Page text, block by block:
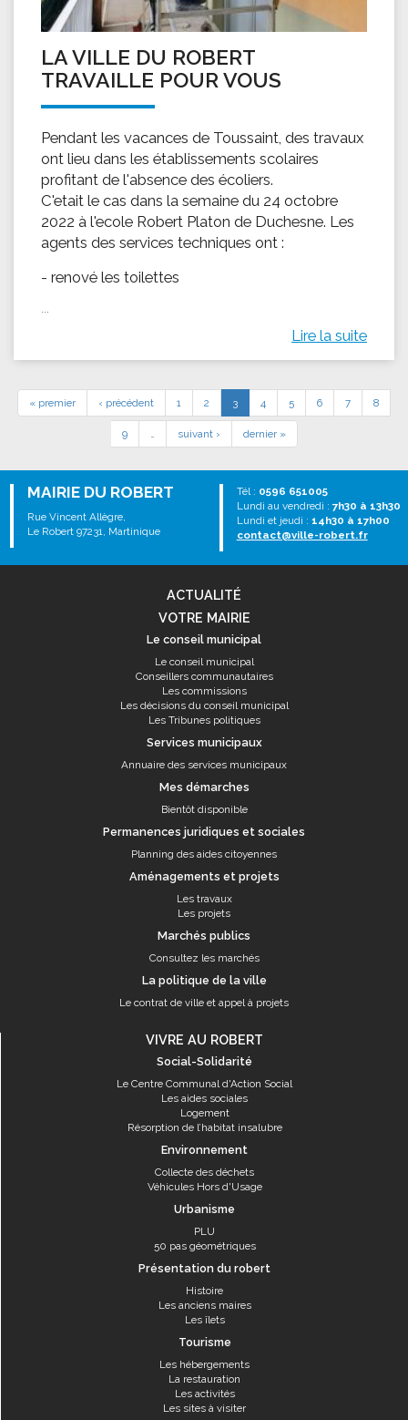
LA VILLE DU ROBERT
TRAVAILLE POUR VOUS
Pendant les vacances de Toussaint, des travaux
ont lieu dans les établissements scolaires
profitant de l'absence des écoliers.
C'etait le cas dans la semaine du 24 octobre
2022 à l'ecole Robert Platon de Duchesne. Les
agents des services techniques ont :
- renové les toilettes
...
Lire la suite
« premier ‹ précédent 1 2 3 4 5 6 7 8
9 … suivant › dernier »
MAIRIE DU ROBERT
Rue Vincent Allègre,
Le Robert 97231, Martinique
Tél : 0596 651005
Lundi au vendredi : 7h30 à 13h30
Lundi et jeudi : 14h30 à 17h00
contact@ville-robert.fr
ACTUALITÉ
VOTRE MAIRIE
Le conseil municipal
Le conseil municipal
Conseillers communautaires
Les commissions
Les décisions du conseil municipal
Les Tribunes politiques
Services municipaux
Annuaire des services municipaux
Mes démarches
Bientôt disponible
Permanences juridiques et sociales
Planning des aides citoyennes
Aménagements et projets
Les travaux
Les projets
Marchés publics
Consultez les marchés
La politique de la ville
Le contrat de ville et appel à projets
VIVRE AU ROBERT
Social-Solidarité
Le Centre Communal d'Action Social
Les aides sociales
Logement
Résorption de l’habitat insalubre
Environnement
Collecte des déchets
Véhicules Hors d'Usage
Urbanisme
PLU
50 pas géométriques
Présentation du robert
Histoire
Les anciens maires
Les îlets
Tourisme
Les hébergements
La restauration
Les activités
Les sites à visiter